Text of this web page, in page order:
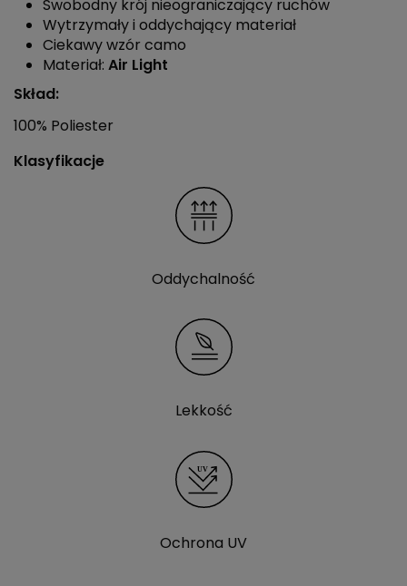
Swobodny krój nieograniczający ruchów
Wytrzymały i oddychający materiał
Ciekawy wzór camo
Materiał: Air Light
Skład:
100% Poliester
Klasyfikacje
Oddychalność
Lekkość
Ochrona UV